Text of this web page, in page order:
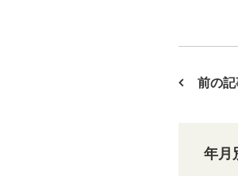
k
前の記
年月